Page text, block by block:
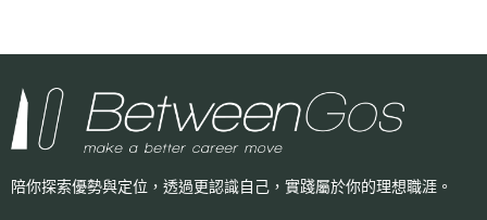
陪你探索優勢與定位，透過更認識自己， 實踐屬於你的理想職涯。